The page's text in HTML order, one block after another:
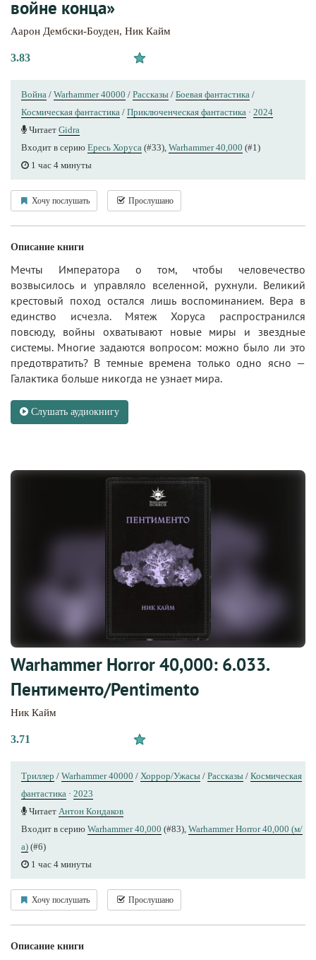
войне конца»
Аарон Дембски-Боуден, Ник Кайм
3.83
Война / Warhammer 40000 / Рассказы / Боевая фантастика /
Космическая фантастика / Приключенческая фантастика · 2024
Читает Gidra
Входит в серию Ересь Хоруса (#33), Warhammer 40,000 (#1)
1 час 4 минуты
Хочу послушать Прослушано
Описание книги
Мечты Императора о том, чтобы человечество
возвысилось и управляло вселенной, рухнули. Великий
крестовый поход остался лишь воспоминанием. Вера в
единство исчезла. Мятеж Хоруса распространился
повсюду, войны охватывают новые миры и звездные
системы. Многие задаются вопросом: можно было ли это
предотвратить? В темные времена только одно ясно —
Галактика больше никогда не узнает мира.
Слушать аудиокнигу
Warhammer Horror 40,000: 6.033.
Пентименто/Pentimento
Ник Кайм
3.71
Триллер / Warhammer 40000 / Хоррор/Ужасы / Рассказы / Космическая
фантастика · 2023
Читает Антон Кондаков
Входит в серию Warhammer 40,000 (#83), Warhammer Horror 40,000 (м/
а) (#6)
1 час 4 минуты
Хочу послушать Прослушано
Описание книги